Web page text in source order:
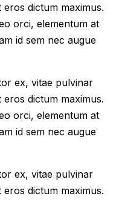
dictum maximus.
orci, elementum at
id sem nec augue
ex, vitae pulvinar
dictum maximus.
orci, elementum at
id sem nec augue
ex, vitae pulvinar
dictum maximus.